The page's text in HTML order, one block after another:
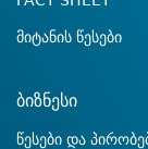
მიტანის წესები
ბიზნესი
წესები და